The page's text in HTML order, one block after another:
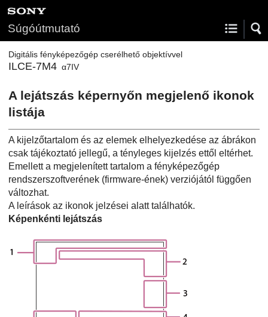
Súgóútmutató
Digitális fényképezőgép cserélhető objektívvel
ILCE-7M4 α7IV
A lejátszás képernyőn megjelenő ikonok
listája
A kijelzőtartalom és az elemek elhelyezkedése az ábrákon
csak tájékoztató jellegű, a tényleges kijelzés ettől eltérhet.
Emellett a megjelenített tartalom a fényképezőgép
rendszerszoftverének (firmware-ének) verziójától függően
változhat.
A leírások az ikonok jelzései alatt találhatók.
Képenkénti lejátszás